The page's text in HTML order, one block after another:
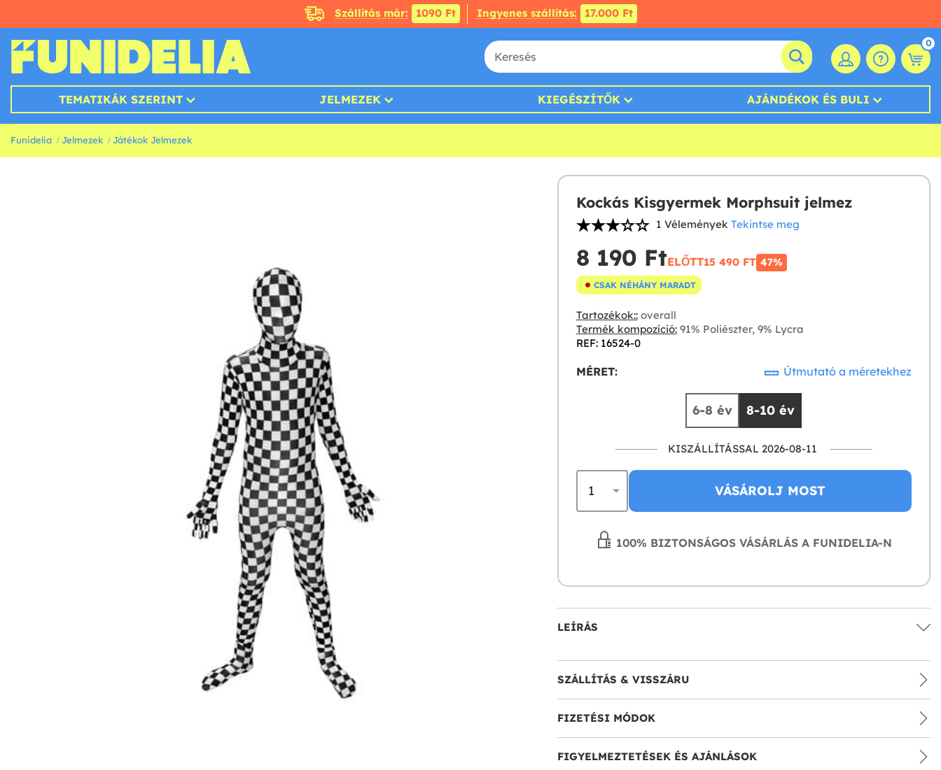
Szállítás már: 1090 Ft Ingyenes szállítás: 17.000 Ft
0
TEMATIKÁK SZERINT JELMEZEK KIEGÉSZÍTŐK AJÁNDÉKOK ÉS BULI
Funidelia Jelmezek Játékok Jelmezek
Kockás Kisgyermek Morphsuit jelmez
1 Vélemények Tekintse meg
8 190 Ft‎ELŐTT15 490 FT‎ 47%
CSAK NÉHÁNY MARADT
Tartozékok::overall
Termék kompozíció:91% Poliészter, 9% Lycra
REF: 16524-0
MÉRET: Útmutató a méretekhez
6-8 év 8-10 év
KISZÁLLÍTÁSSAL 2026-08-11
VÁSÁROLJ MOST
100% BIZTONSÁGOS VÁSÁRLÁS A FUNIDELIA-N
LEÍRÁS
SZÁLLÍTÁS & VISSZÁRU
FIZETÉSI MÓDOK
FIGYELMEZTETÉSEK ÉS AJÁNLÁSOK